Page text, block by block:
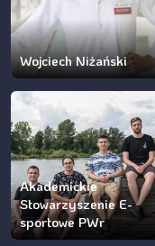
Wojciech Niżański
Akademickie
Stowarzyszenie E-
sportowe PWr